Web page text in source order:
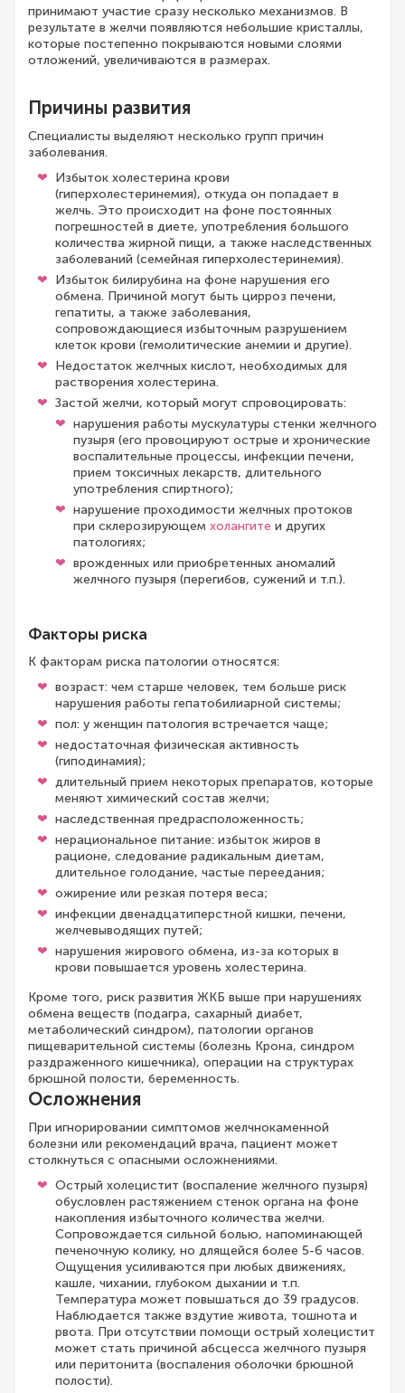
принимают участие сразу несколько механизмов. В
результате в желчи появляются небольшие кристаллы,
которые постепенно покрываются новыми слоями
отложений, увеличиваются в размерах.
Причины развития
Специалисты выделяют несколько групп причин
заболевания.
Избыток холестерина крови
(гиперхолестеринемия), откуда он попадает в
желчь. Это происходит на фоне постоянных
погрешностей в диете, употребления большого
количества жирной пищи, а также наследственных
заболеваний (семейная гиперхолестеринемия).
Избыток билирубина на фоне нарушения его
обмена. Причиной могут быть цирроз печени,
гепатиты, а также заболевания,
сопровождающиеся избыточным разрушением
клеток крови (гемолитические анемии и другие).
Недостаток желчных кислот, необходимых для
растворения холестерина.
Застой желчи, который могут спровоцировать:
нарушения работы мускулатуры стенки желчного
пузыря (его провоцируют острые и хронические
воспалительные процессы, инфекции печени,
прием токсичных лекарств, длительного
употребления спиртного);
нарушение проходимости желчных протоков
при склерозирующем холангите и других
патологиях;
врожденных или приобретенных аномалий
желчного пузыря (перегибов, сужений и т.п.).
Факторы риска
К факторам риска патологии относятся:
возраст: чем старше человек, тем больше риск
нарушения работы гепатобилиарной системы;
пол: у женщин патология встречается чаще;
недостаточная физическая активность
(гиподинамия);
длительный прием некоторых препаратов, которые
меняют химический состав желчи;
наследственная предрасположенность;
нерациональное питание: избыток жиров в
рационе, следование радикальным диетам,
длительное голодание, частые переедания;
ожирение или резкая потеря веса;
инфекции двенадцатиперстной кишки, печени,
желчевыводящих путей;
нарушения жирового обмена, из-за которых в
крови повышается уровень холестерина.
Кроме того, риск развития ЖКБ выше при нарушениях
обмена веществ (подагра, сахарный диабет,
метаболический синдром), патологии органов
пищеварительной системы (болезнь Крона, синдром
раздраженного кишечника), операции на структурах
брюшной полости, беременность.
Осложнения
При игнорировании симптомов желчнокаменной
болезни или рекомендаций врача, пациент может
столкнуться с опасными осложнениями.
Острый холецистит (воспаление желчного пузыря)
обусловлен растяжением стенок органа на фоне
накопления избыточного количества желчи.
Сопровождается сильной болью, напоминающей
печеночную колику, но длящейся более 5-6 часов.
Ощущения усиливаются при любых движениях,
кашле, чихании, глубоком дыхании и т.п.
Температура может повышаться до 39 градусов.
Наблюдается также вздутие живота, тошнота и
рвота. При отсутствии помощи острый холецистит
может стать причиной абсцесса желчного пузыря
или перитонита (воспаления оболочки брюшной
полости).